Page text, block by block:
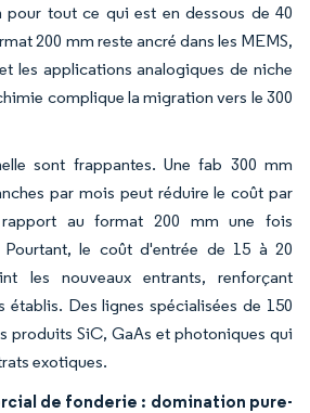
pour tout ce qui est en dessous de 40
200 mm reste ancré dans les MEMS,
les applications analogiques de niche
complique la migration vers le 300
sont frappantes. Une fab 300 mm
par mois peut réduire le coût par
au format 200 mm une fois
Pourtant, le coût d'entrée de 15 à 20
les nouveaux entrants, renforçant
établis. Des lignes spécialisées de 150
produits SiC, GaAs et photoniques qui
exotiques.
de fonderie : domination pure-